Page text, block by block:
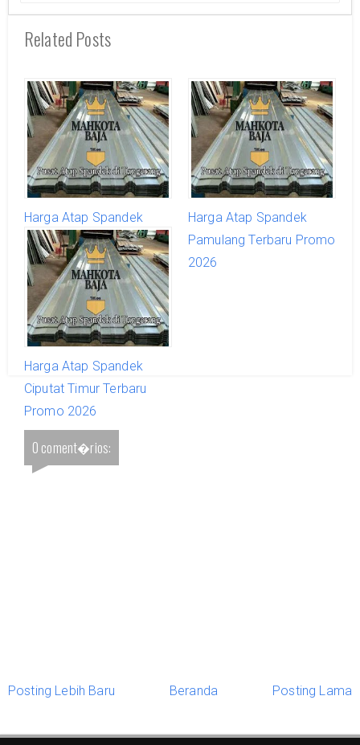
Related Posts
Harga Atap Spandek
Curug Terbaru Promo
2026
Harga Atap Spandek
Pamulang Terbaru Promo
2026
Harga Atap Spandek
Ciputat Timur Terbaru
Promo 2026
0 coment�rios:
Posting Lebih Baru Beranda Posting Lama